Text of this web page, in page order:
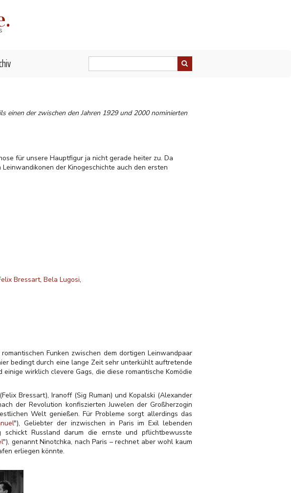
einen der zwischen den Jahren 1929 und 2000 nominierten
für unsere Hauptfigur ja nicht gerade heiter zu. Da
der Kinogeschichte auch den ersten
Bressart Bela Lugosi
Funken zwischen dem dortigen Leinwandpaar
bedingt durch eine lange Zeit sehr unterkühlt auftretende
wirklich clevere Gags, die diese romantische Komödie
Bressart), Iranoff (Sig Ruman) und Kopalski (Alexander
der Revolution konfiszierten Juwelen der Großherzogin
Welt genießen. Für Probleme sorgt allerdings das
"), Geliebter der inzwischen in Paris im Exil lebenden
Russland darum die ernste und pflichtbewusste
"), genannt Ninotchka, nach Paris – rechnet aber wohl kaum
erliegen könnte.